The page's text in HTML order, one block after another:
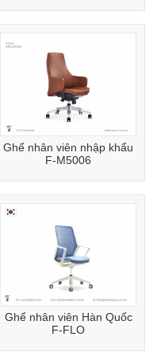
Ghế nhân viên nhập khẩu
F-M5006
Ghế nhân viên Hàn Quốc
F-FLO